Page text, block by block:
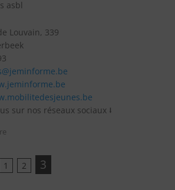
asbl
Louvain, 339
sur nos réseaux sociaux ⭣
1 2 3